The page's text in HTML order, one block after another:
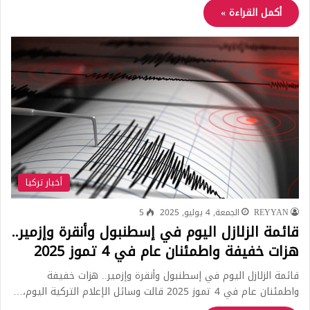
أكمل القراءة »
أخبار تركيا
REYYAN الجمعة, 4 يوليو, 2025 5
قائمة الزلازل اليوم في إسطنبول وأنقرة وإزمير..
هزات خفيفة واطمئنان عام في 4 تموز 2025
قائمة الزلازل اليوم في إسطنبول وأنقرة وإزمير.. هزات خفيفة
واطمئنان عام في 4 تموز 2025 قالت وسائل الإعلام التركية اليوم،…